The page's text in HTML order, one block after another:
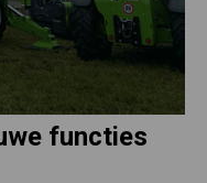
functies